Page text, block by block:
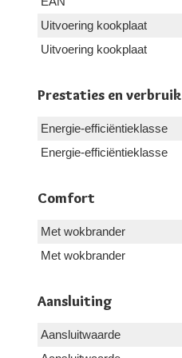
Uitvoering kookplaat
Uitvoering kookplaat
Prestaties en verbruik
Energie-efficiëntieklasse
Energie-efficiëntieklasse
Comfort
Met wokbrander
Met wokbrander
Aansluiting
Aansluitwaarde